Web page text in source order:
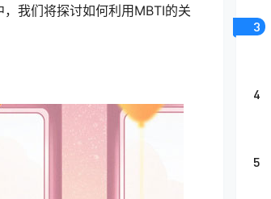
我们将探讨如何利用MBTI的关
3
4
5